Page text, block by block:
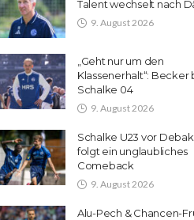
Talent wechselt nach
9. August 2026
„Geht nur um den
Klassenerhalt“: Becker
Schalke 04
9. August 2026
Schalke U23 vor
folgt ein unglaubliches
Comeback
9. August 2026
Alu-Pech & Chancen-